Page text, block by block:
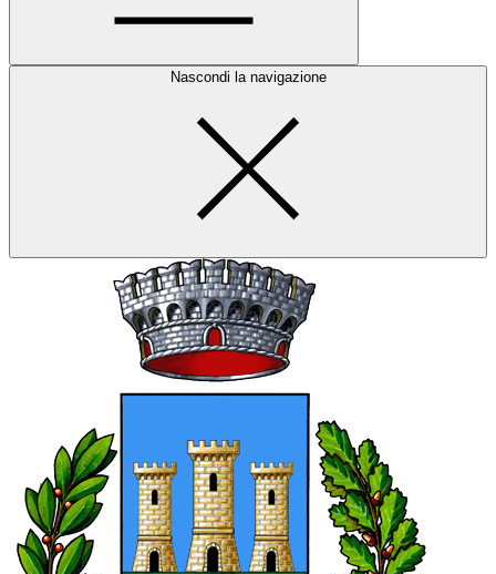
Nascondi la navigazione